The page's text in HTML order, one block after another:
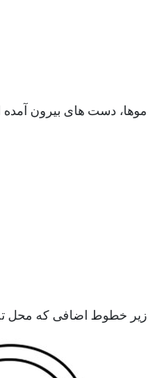
موها، دست های بیرون آمده
زیر خطوط اضافی که محل